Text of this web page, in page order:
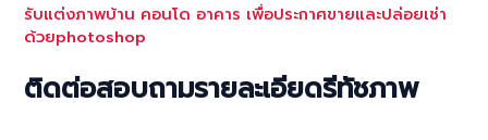
รับแต่งภาพบ้าน คอนโด อาคาร เพื่อประกาศขายและปล่อยเช่า
ด้วยphotoshop
ติดต่อสอบถามรายละเอียดรีทัชภาพ